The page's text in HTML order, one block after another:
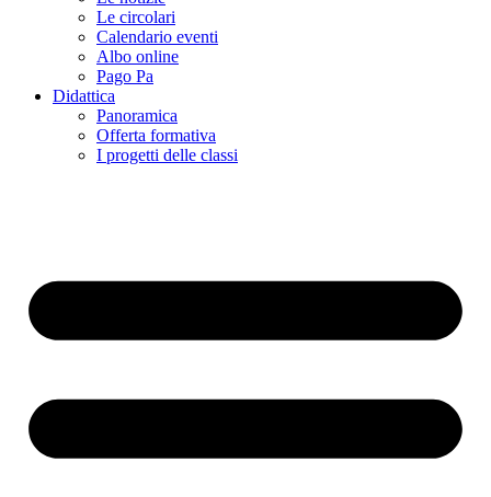
Le circolari
Calendario eventi
Albo online
Pago Pa
Didattica
Panoramica
Offerta formativa
I progetti delle classi